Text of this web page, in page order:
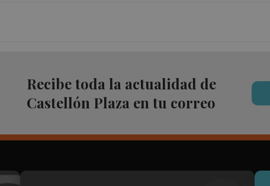
Recibe toda la actualidad de
Castellón Plaza en tu correo